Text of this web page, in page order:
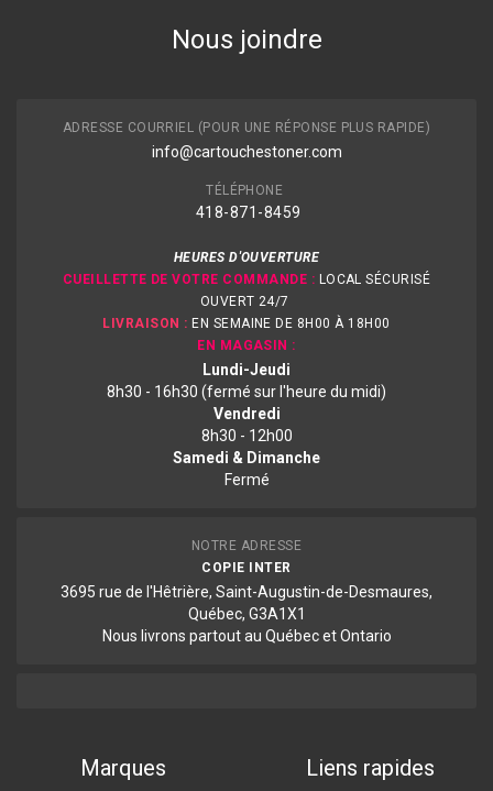
Nous joindre
ADRESSE COURRIEL (POUR UNE RÉPONSE PLUS RAPIDE)
info@cartouchestoner.com
TÉLÉPHONE
418-871 -8459
HEURES D'OUVERTURE
CUEILLETTE DE VOTRE COMMANDE : LOCAL SÉCURISÉ
OUVERT 24/7
LIVRAISON : EN SEMAINE DE 8H00 À 18H00
EN MAGASIN :
Lundi-Jeudi
8h30 - 16h30 (fermé sur l'heure du midi)
Vendredi
8h30 - 12h00
Samedi & Dimanche
Fermé
NOTRE ADRESSE
COPIE INTER
3695 rue de l'Hêtrière, Saint-Augustin-de-Desmaures,
Québec, G3A1X1
Nous livrons partout au Québec et Ontario
Marques Liens rapides